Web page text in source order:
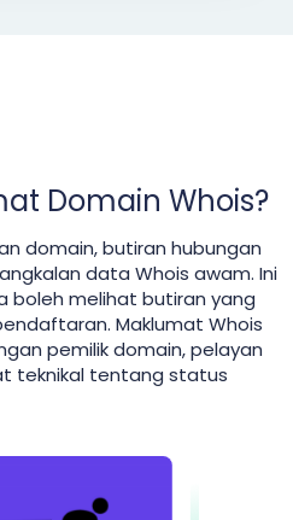
Domain Whois?
domain, butiran hubungan
data Whois awam. Ini
boleh melihat butiran yang
Maklumat Whois
pemilik domain, pelayan
teknikal tentang status